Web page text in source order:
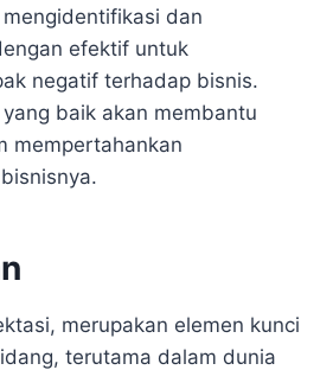
dan
efektif untuk
negatif terhadap bisnis.
baik akan membantu
mempertahankan
merupakan elemen kunci
terutama dalam dunia